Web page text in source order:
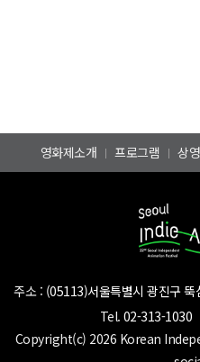
영화제소개 프로그램 상
주소 : (05113)서울특별시 광진구
Tel. 02-313-1030
Copyright(c) 2026 Korean